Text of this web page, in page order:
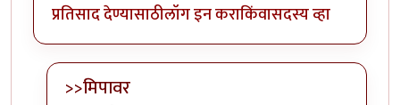
प्रतिसाद देण्यासाठीलॉग इन कराकिंवासदस्य व्हा
>>मिपावर